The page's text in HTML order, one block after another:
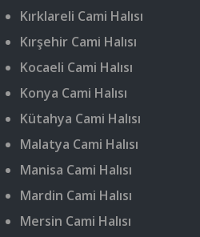
Kırklareli Cami Halısı
Kırşehir Cami Halısı
Kocaeli Cami Halısı
Konya Cami Halısı
Kütahya Cami Halısı
Malatya Cami Halısı
Manisa Cami Halısı
Mardin Cami Halısı
Mersin Cami Halısı